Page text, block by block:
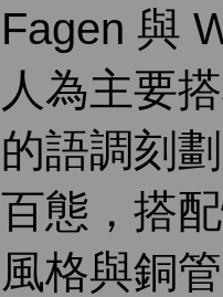
Fagen 與
人為主要
的語調刻
百態，搭
風格與銅